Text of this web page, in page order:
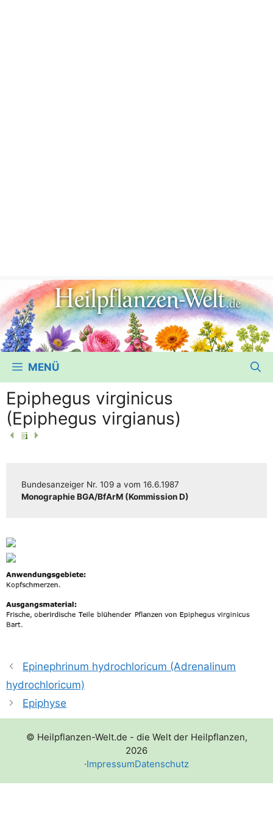
MENÜ
Epiphegus virginicus
(Epiphegus virgianus)
Bun­des­an­zei­ger Nr. 109 a vom 16.6.1987
Mono­gra­phie BGA/​​BfArM (Kom­mis­si­on D)
Epinephrinum hydrochloricum (Adrenalinum
hydrochloricum)
Epiphyse
© Heilpflanzen-Welt.de - die Welt der Heilpflanzen,
2026
·ImpressumDatenschutz